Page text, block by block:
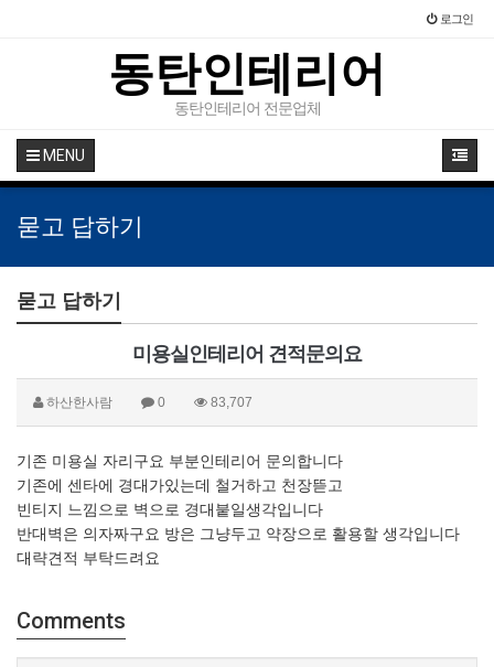
로그인
동탄인테리어
동탄인테리어 전문업체
MENU
묻고 답하기
묻고 답하기
미용실인테리어 견적문의요
하산한사람 0 83,707
기존 미용실 자리구요 부분인테리어 문의합니다
기존에 센타에 경대가있는데 철거하고 천장뜯고
빈티지 느낌으로 벽으로 경대붙일생각입니다
반대벽은 의자짜구요 방은 그냥두고 약장으로 활용할 생각입니다
대략견적 부탁드려요
Comments